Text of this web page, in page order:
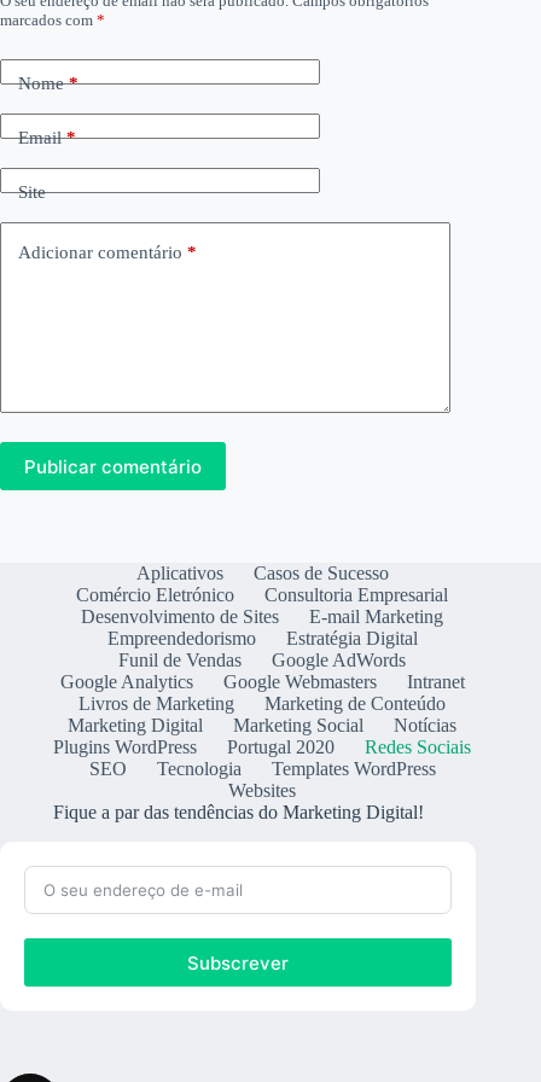
marcados com *
Nome*
Email*
Site
Adicionar comentário *
Publicar comentário
Aplicativos
Casos de Sucesso
Comércio Eletrónico
Consultoria Empresarial
Desenvolvimento de Sites
E-mail Marketing
Empreendedorismo
Estratégia Digital
Funil de Vendas
Google AdWords
Google Analytics
Google Webmasters
Intranet
Livros de Marketing
Marketing de Conteúdo
Marketing Digital
Marketing Social
Notícias
Plugins WordPress
Portugal 2020
Redes Sociais
SEO
Tecnologia
Templates WordPress
Websites
Fique a par das tendências do Marketing Digital!
Subscrever